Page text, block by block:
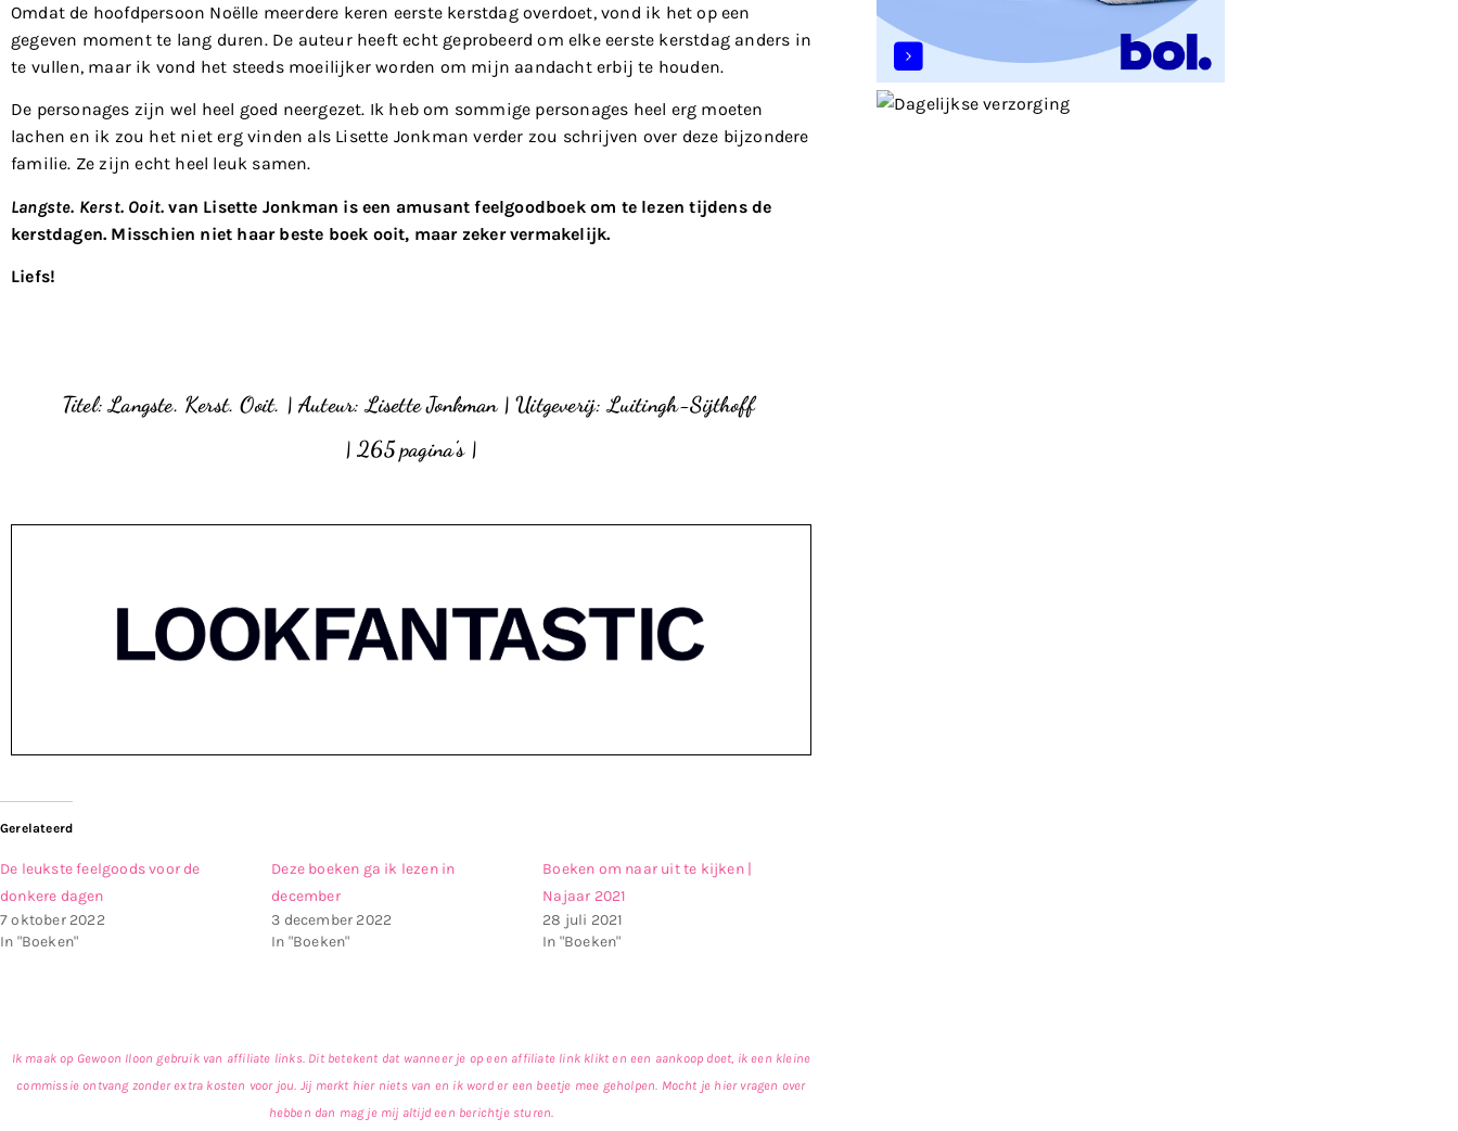
Omdat de hoofdpersoon Noëlle meerdere keren eerste kerstdag overdoet, vond ik het op een
gegeven moment te lang duren. De auteur heeft echt geprobeerd om elke eerste kerstdag anders in
te vullen, maar ik vond het steeds moeilijker worden om mijn aandacht erbij te houden.
De personages zijn wel heel goed neergezet. Ik heb om sommige personages heel erg moeten
lachen en ik zou het niet erg vinden als Lisette Jonkman verder zou schrijven over deze bijzondere
familie. Ze zijn echt heel leuk samen.
Langste. Kerst. Ooit. van Lisette Jonkman is een amusant feelgoodboek om te lezen tijdens de
kerstdagen. Misschien niet haar beste boek ooit, maar zeker vermakelijk.
Liefs!
Titel: Langste. Kerst. Ooit. | Auteur: Lisette Jonkman | Uitgeverij: Luitingh-Sijthoff
| 265 pagina’s |
Gerelateerd
De leukste feelgoods voor de
donkere dagen
7 oktober 2022
In "Boeken"
Deze boeken ga ik lezen in
december
3 december 2022
In "Boeken"
Boeken om naar uit te kijken |
Najaar 2021
28 juli 2021
In "Boeken"
Ik maak op Gewoon Iloon gebruik van affiliate links. Dit betekent dat wanneer je op een affiliate link klikt en een aankoop doet, ik een kleine
commissie ontvang zonder extra kosten voor jou. Jij merkt hier niets van en ik word er een beetje mee geholpen. Mocht je hier vragen over
hebben dan mag je mij altijd een berichtje sturen.